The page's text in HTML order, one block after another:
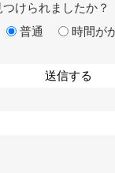
けられましたか？
普通 時間が